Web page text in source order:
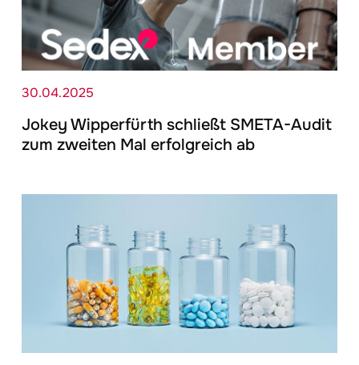
30.04.2025
Jokey Wipperfürth schließt SMETA-Audit
zum zweiten Mal erfolgreich ab